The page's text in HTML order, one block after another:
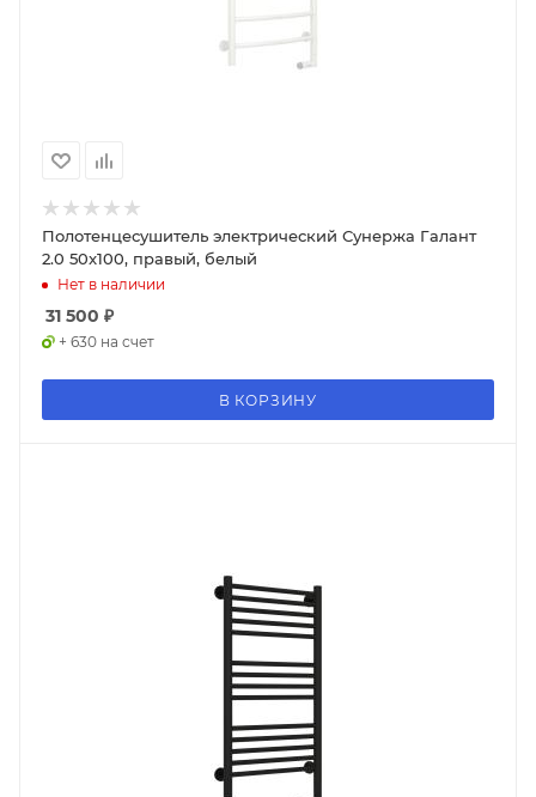
Полотенцесушитель электрический Сунержа Галант
2.0 50x100, правый, белый
Нет в наличии
31 500 ₽
+ 630 на счет
В КОРЗИНУ